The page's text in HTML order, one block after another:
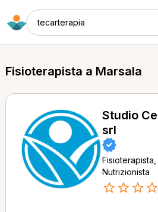
tecarterapia
Fisioterapista a Marsala
Studio
srl
Nutrizionista